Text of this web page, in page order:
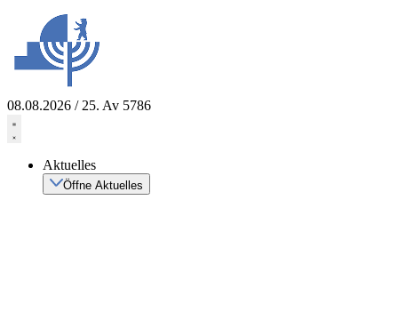
springen
08.08.2026 / 25. Av 5786
Aktuelles
Öffne Aktuelles